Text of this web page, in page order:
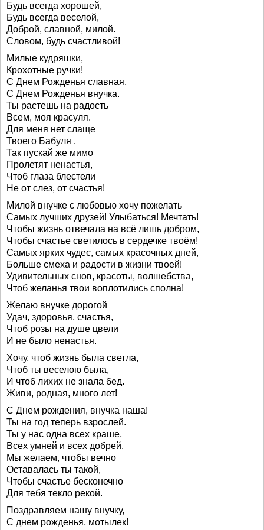
Будь всегда хорошей,
Будь всегда веселой,
Доброй, славной, милой.
Словом, будь счастливой!
Милые кудряшки,
Крохотные ручки!
С Днем Рожденья славная,
С Днем Рожденья внучка.
Ты растешь на радость
Всем, моя красуля.
Для меня нет слаще
Твоего Бабуля .
Так пускай же мимо
Пролетят ненастья,
Чтоб глаза блестели
Не от слез, от счастья!
Милой внучке с любовью хочу пожелать
Самых лучших друзей! Улыбаться! Мечтать!
Чтобы жизнь отвечала на всё лишь добром,
Чтобы счастье светилось в сердечке твоём!
Самых ярких чудес, самых красочных дней,
Больше смеха и радости в жизни твоей!
Удивительных снов, красоты, волшебства,
Чтоб желанья твои воплотились сполна!
Желаю внучке дорогой
Удач, здоровья, счастья,
Чтоб розы на душе цвели
И не было ненастья.
Хочу, чтоб жизнь была светла,
Чтоб ты веселою была,
И чтоб лихих не знала бед.
Живи, родная, много лет!
С Днем рождения, внучка наша!
Ты на год теперь взрослей.
Ты у нас одна всех краше,
Всех умней и всех добрей.
Мы желаем, чтобы вечно
Оставалась ты такой,
Чтобы счастье бесконечно
Для тебя текло рекой.
Поздравляем нашу внучку,
С днем рожденья, мотылек!